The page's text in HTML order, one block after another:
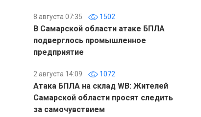
8 августа 07:35 1502
В Самарской области атаке БПЛА
подверглось промышленное
предприятие
2 августа 14:09 1072
Атака БПЛА на склад WB: Жителей
Самарской области просят следить
за самочувствием